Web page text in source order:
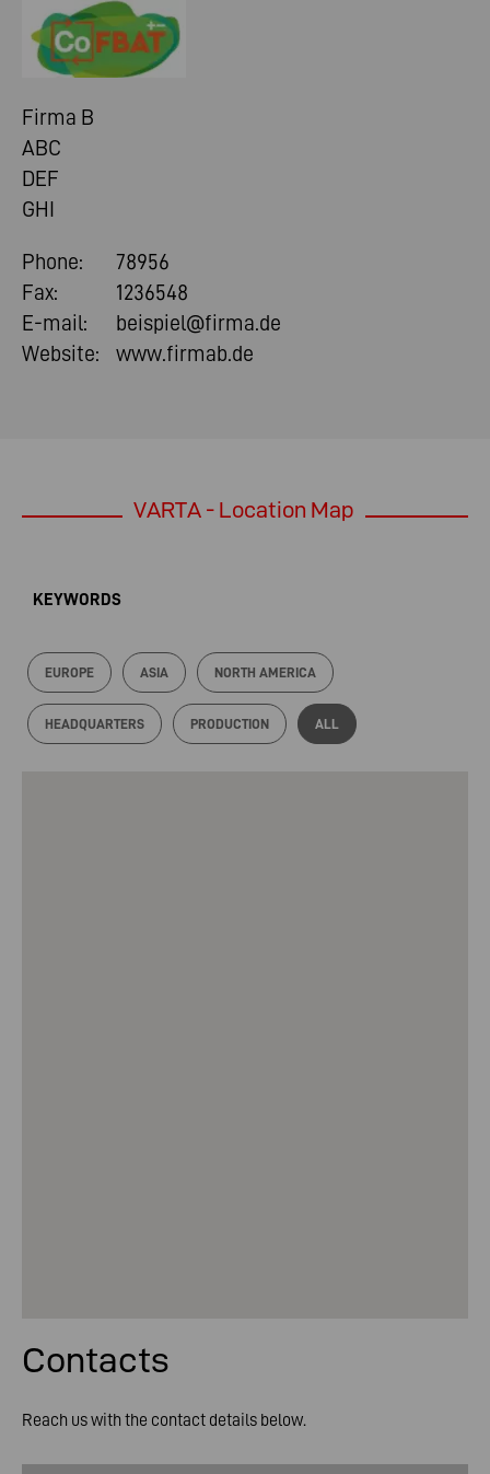
Firma B
ABC
DEF
GHI
Phone:
78956
Fax:
1236548
E-mail:
beispiel@firma.de
Website:
www.firmab.de
VARTA - Location Map
KEYWORDS
EUROPE ASIA NORTH AMERICA
HEADQUARTERS PRODUCTION ALL
Contacts
Reach us with the contact details below.